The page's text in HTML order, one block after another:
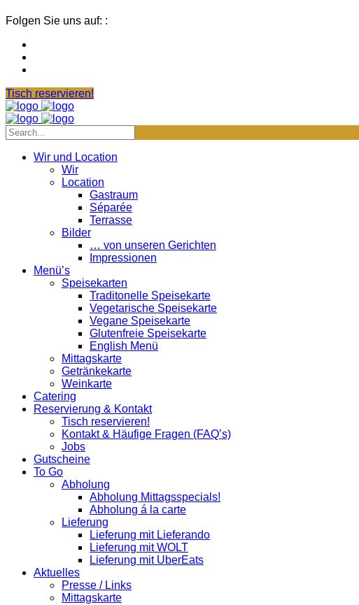
Folgen Sie uns auf: :
Tisch reservieren!
Wir und Location
Wir
Location
Gastraum
Séparée
Terrasse
Bilder
… von unseren Gerichten
Impressionen
Menü’s
Speisekarten
Traditonelle Speisekarte
Vegetarische Speisekarte
Vegane Speisekarte
Glutenfreie Speisekarte
English Menü
Mittagskarte
Getränkekarte
Weinkarte
Catering
Reservierung & Kontakt
Tisch reservieren!
Kontakt & Häufige Fragen (FAQ’s)
Jobs
Gutscheine
To Go
Abholung
Abholung Mittagsspecials!
Abholung á la carte
Lieferung
Lieferung mit Lieferando
Lieferung mit WOLT
Lieferung mit UberEats
Aktuelles
Presse / Links
Mittagskarte